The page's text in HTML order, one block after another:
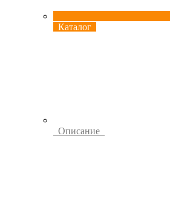
Каталог
Описание